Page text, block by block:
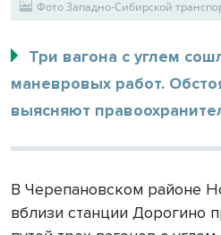
Фото Западно-Сибирской
Три вагона с углем
маневровых работ.
выясняют
В Черепановском районе
вблизи станции Дорогино